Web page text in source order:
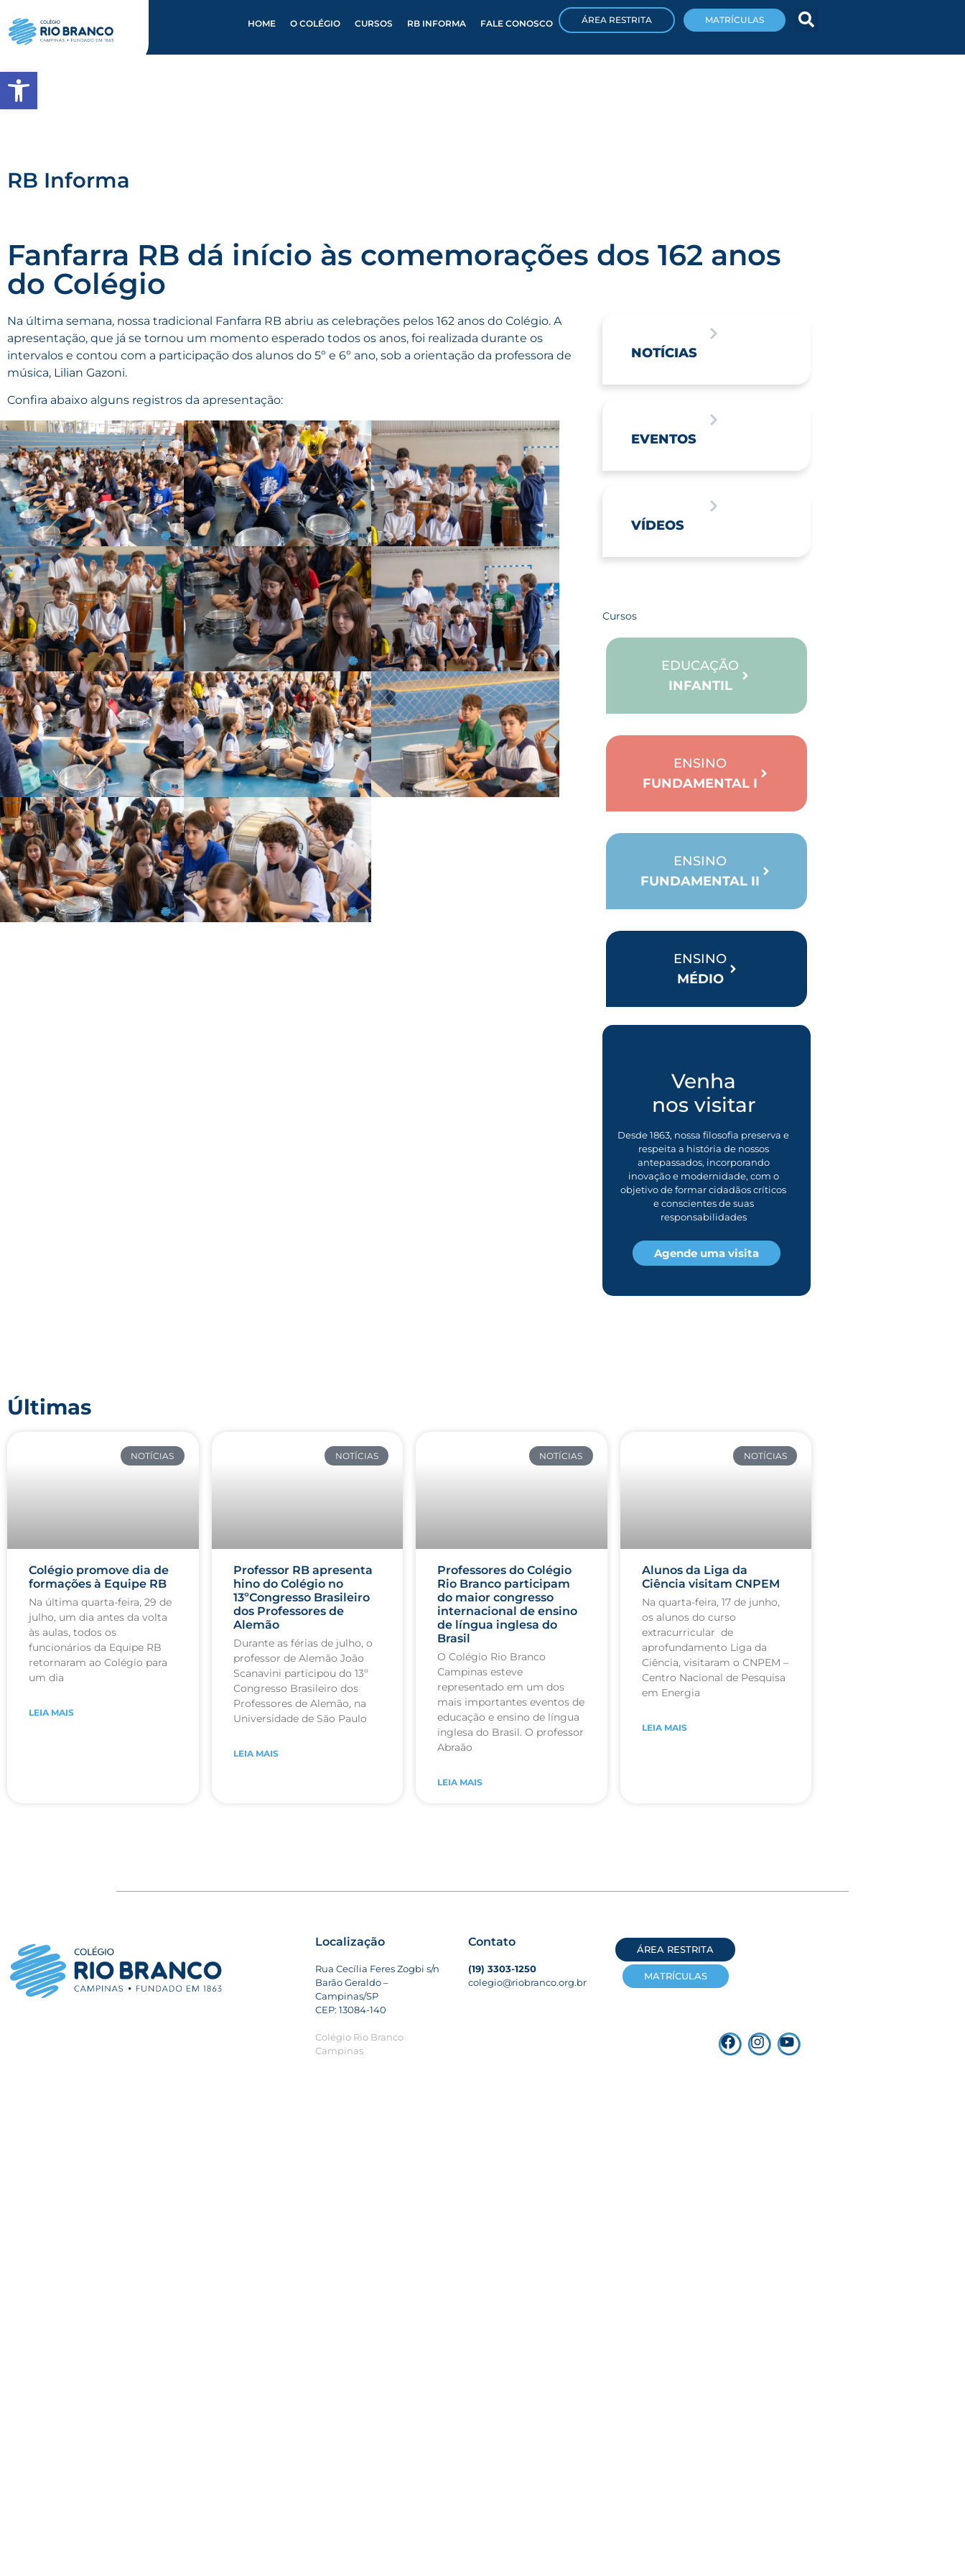
HOME O COLÉGIO CURSOS RB INFORMA FALE CONOSCO ÁREA RESTRITA MATRÍCULAS
RB Informa
Fanfarra RB dá início às comemorações dos 162 anos
do Colégio
Na última semana, nossa tradicional Fanfarra RB abriu as celebrações pelos 162 anos do Colégio. A
apresentação, que já se tornou um momento esperado todos os anos, foi realizada durante os
intervalos e contou com a participação dos alunos do 5º e 6º ano, sob a orientação da professora de
música, Lilian Gazoni.
Confira abaixo alguns registros da apresentação:
NOTÍCIAS
EVENTOS
VÍDEOS
Cursos
EDUCAÇÃO
INFANTIL
ENSINO
FUNDAMENTAL I
ENSINO
FUNDAMENTAL II
ENSINO
MÉDIO
Venha
nos visitar
Desde 1863, nossa filosofia preserva e
respeita a história de nossos
antepassados, incorporando
inovação e modernidade, com o
objetivo de formar cidadãos críticos
e conscientes de suas
responsabilidades
Agende uma visita
Últimas
NOTÍCIAS
Colégio promove dia de
formações à Equipe RB
Na última quarta-feira, 29 de
julho, um dia antes da volta
às aulas, todos os
funcionários da Equipe RB
retornaram ao Colégio para
um dia
LEIA MAIS
NOTÍCIAS
Professor RB apresenta
hino do Colégio no
13ºCongresso Brasileiro
dos Professores de
Alemão
Durante as férias de julho, o
professor de Alemão João
Scanavini participou do 13º
Congresso Brasileiro dos
Professores de Alemão, na
Universidade de São Paulo
LEIA MAIS
NOTÍCIAS
Professores do Colégio
Rio Branco participam
do maior congresso
internacional de ensino
de língua inglesa do
Brasil
O Colégio Rio Branco
Campinas esteve
representado em um dos
mais importantes eventos de
educação e ensino de língua
inglesa do Brasil. O professor
Abraão
LEIA MAIS
NOTÍCIAS
Alunos da Liga da
Ciência visitam CNPEM
Na quarta-feira, 17 de junho,
os alunos do curso
extracurricular de
aprofundamento Liga da
Ciência, visitaram o CNPEM –
Centro Nacional de Pesquisa
em Energia
LEIA MAIS
Localização
Rua Cecília Feres Zogbi s/n
Barão Geraldo –
Campinas/SP
CEP: 13084-140
Colégio Rio Branco
Campinas
Contato
(19) 3303-1250
colegio@riobranco.org.br
ÁREA RESTRITA
MATRÍCULAS
Abrir a barra de ferramentas